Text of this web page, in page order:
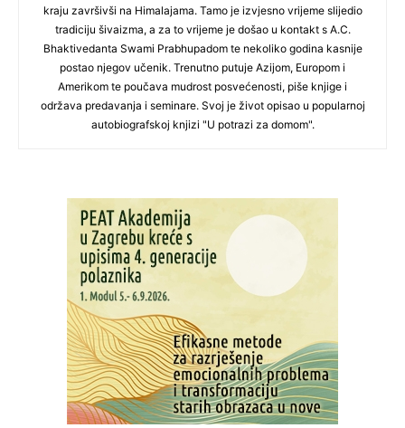
kraju završivši na Himalajama. Tamo je izvjesno vrijeme slijedio
tradiciju šivaizma, a za to vrijeme je došao u kontakt s A.C.
Bhaktivedanta Swami Prabhupadom te nekoliko godina kasnije
postao njegov učenik. Trenutno putuje Azijom, Europom i
Amerikom te poučava mudrost posvećenosti, piše knjige i
održava predavanja i seminare. Svoj je život opisao u popularnoj
autobiografskoj knjizi "U potrazi za domom".